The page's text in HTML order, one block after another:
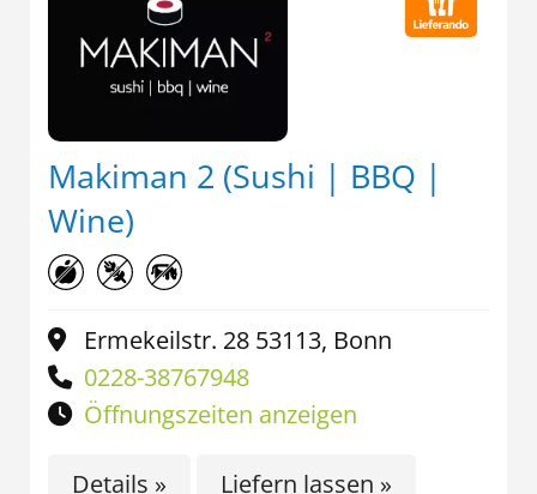
Makiman 2 (Sushi | BBQ |
Wine)
Ermekeilstr. 28 53113, Bonn
0228-38767948
Öffnungszeiten anzeigen
Details » Liefern lassen »